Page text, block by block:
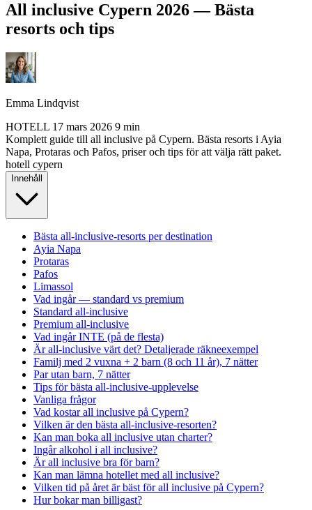
All inclusive Cypern 2026 — Bästa
resorts och tips
Emma Lindqvist
HOTELL 17 mars 2026 9 min
Komplett guide till all inclusive på Cypern. Bästa resorts i Ayia
Napa, Protaras och Pafos, priser och tips för att välja rätt paket.
hotell cypern
Innehåll
Bästa all-inclusive-resorts per destination
Ayia Napa
Protaras
Pafos
Limassol
Vad ingår — standard vs premium
Standard all-inclusive
Premium all-inclusive
Vad ingår INTE (på de flesta)
Är all-inclusive värt det? Detaljerade räkneexempel
Familj med 2 vuxna + 2 barn (8 och 11 år), 7 nätter
Par utan barn, 7 nätter
Tips för bästa all-inclusive-upplevelse
Vanliga frågor
Vad kostar all inclusive på Cypern?
Vilken är den bästa all-inclusive-resorten?
Kan man boka all inclusive utan charter?
Ingår alkohol i all inclusive?
Är all inclusive bra för barn?
Kan man lämna hotellet med all inclusive?
Vilken tid på året är bäst för all inclusive på Cypern?
Hur bokar man billigast?